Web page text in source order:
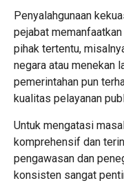
Penyalahgunaan
pejabat
pihak tertentu,
negara atau menekan
pemerintahan pun
kualitas pelayanan
Untuk mengatasi
komprehensif dan
pengawasan dan
konsisten sangat